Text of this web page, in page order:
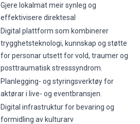
Gjere lokalmat meir synleg og
effektivisere direktesal
Digital plattform som kombinerer
trygghetsteknologi, kunnskap og støtte
for personar utsett for vold, traumer og
posttraumatisk stresssyndrom.
Planlegging- og styringsverktøy for
aktørar i live- og eventbransjen.
Digital infrastruktur for bevaring og
formidling av kulturarv